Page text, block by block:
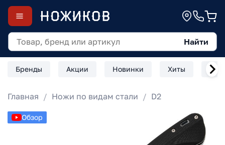
Найти
Бренды Акции Новинки Хиты
Главная Ножи по видам стали D2
Обзор